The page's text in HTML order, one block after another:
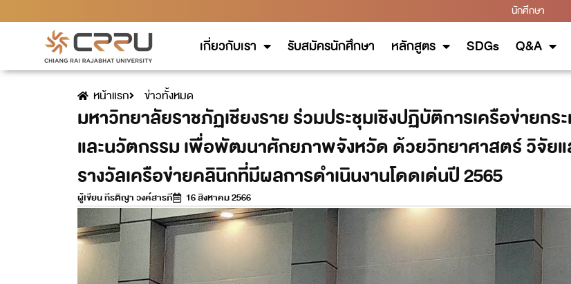
นักศึกษา
เกี่ยวกับเรา รับสมัครนักศึกษา หลักสูตร SDGs Q&A
หน้าแรก ข่าวทั้งหมด
มหาวิทยาลัยราชภัฏเชียงราย ร่วมประชุมเชิงปฏิบัติการเครือข่ายก
และนวัตกรรม เพื่อพัฒนาศักยภาพจังหวัด ด้วยวิทยาศาสตร์ วิจัยแล
รางวัลเครือข่ายคลินิกที่มีผลการดำเนินงานโดดเด่นปี 2565
ผู้เขียนกีรติญา วงค์สารภี 16 สิงหาคม 2566